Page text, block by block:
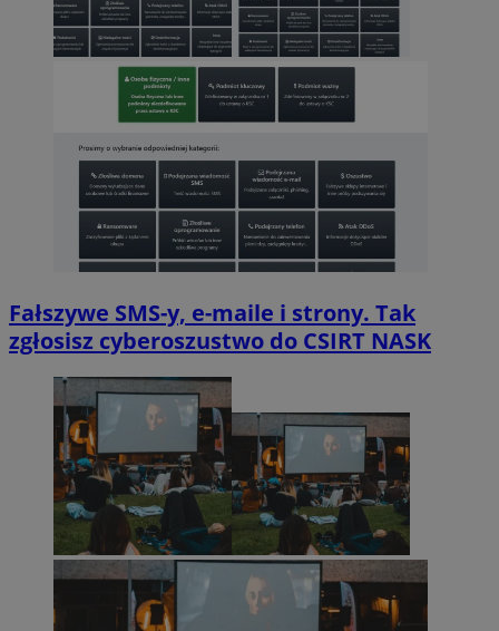
Fałszywe SMS-y, e-maile i strony. Tak
zgłosisz cyberoszustwo do CSIRT NASK